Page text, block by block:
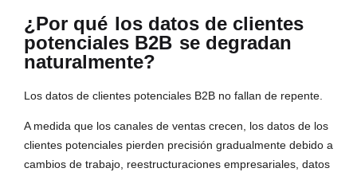
¿Por qué los datos de clientes
potenciales B2B se degradan
naturalmente?
Los datos de clientes potenciales B2B no fallan de repente.
A medida que los canales de ventas crecen, los datos de los
clientes potenciales pierden precisión gradualmente debido a
cambios de trabajo, reestructuraciones empresariales, datos